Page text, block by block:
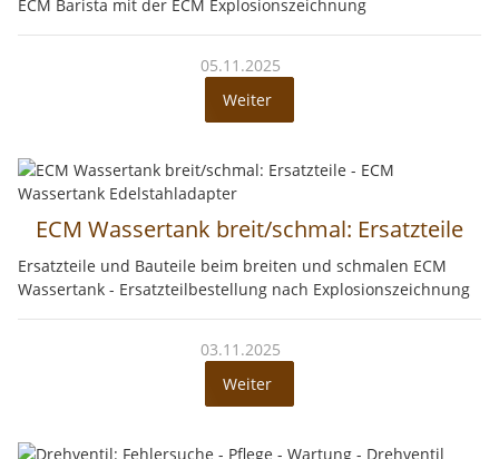
ECM Barista mit der ECM Explosionszeichnung
05.11.2025
Weiter
ECM Wassertank breit/schmal: Ersatzteile
Ersatzteile und Bauteile beim breiten und schmalen ECM
Wassertank - Ersatzteilbestellung nach Explosionszeichnung
03.11.2025
Weiter